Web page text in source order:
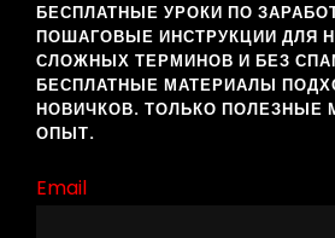
БЕСПЛАТНЫЕ УРОКИ ПО
ПОШАГОВЫЕ ИНСТРУКЦИИ ДЛЯ
СЛОЖНЫХ ТЕРМИНОВ И БЕЗ
БЕСПЛАТНЫЕ МАТЕРИАЛЫ
НОВИЧКОВ. ТОЛЬКО ПОЛЕЗНЫЕ
ОПЫТ.
Email